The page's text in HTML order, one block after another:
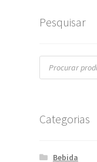
Pesquisar
Pesquisar
produtos
Categorias
Bebida